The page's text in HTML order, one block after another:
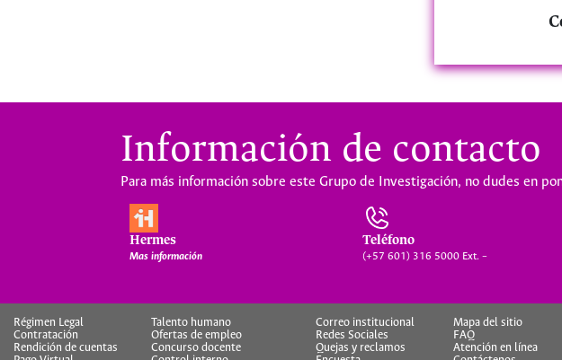
Información de contacto
Para más información sobre este Grupo de Investigación, no dudes en
Hermes
Mas información
Teléfono
(+57 601) 316 5000 Ext. –
Régimen Legal
Talento humano
Contratación
Ofertas de empleo
Rendición de cuentas
Concurso docente
Correo institucional
Mapa del sitio
Redes Sociales
FAQ
Quejas y reclamos
Atención en línea